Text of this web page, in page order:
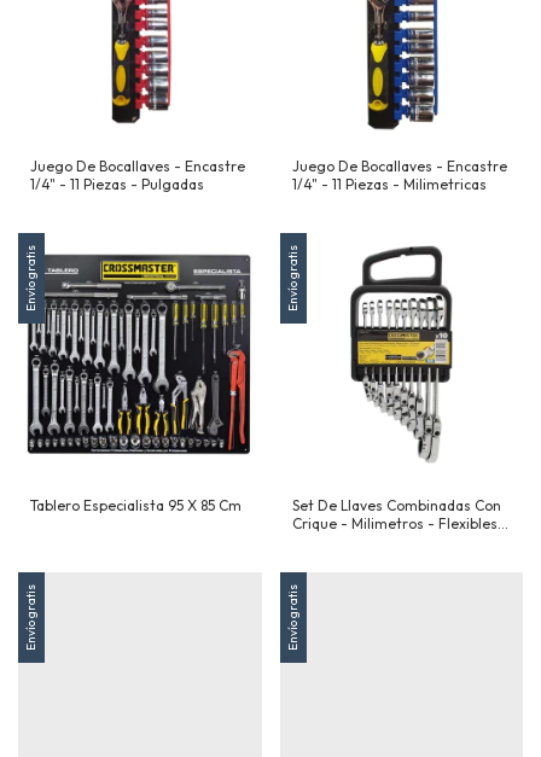
Juego De Bocallaves - Encastre
1/4" - 11 Piezas - Pulgadas
Juego De Bocallaves - Encastre
1/4" - 11 Piezas - Milimetricas
Envío gratis
Tablero Especialista 95 X 85 Cm
Envío gratis
Set De Llaves Combinadas Con
Crique - Milimetros - Flexibles -
Envío gratis Envío gratis